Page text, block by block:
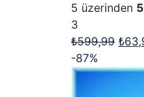
5 üzerinden
3
₺599,99 ₺
-87%